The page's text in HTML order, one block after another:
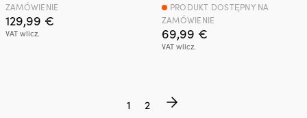
129,99 €
VAT wlicz.
ZAMÓWIENIE
69,99 €
VAT wlicz.
PRODUKT DOSTĘPNY NA
ZAMÓWIENIE
1 2